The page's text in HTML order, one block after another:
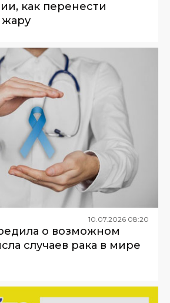
как перенести
10.07.2026 08:20
о возможном
случаев рака в мире